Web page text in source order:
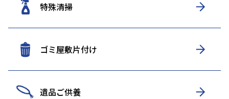
特殊清掃
ゴミ屋敷片付け
遺品ご供養